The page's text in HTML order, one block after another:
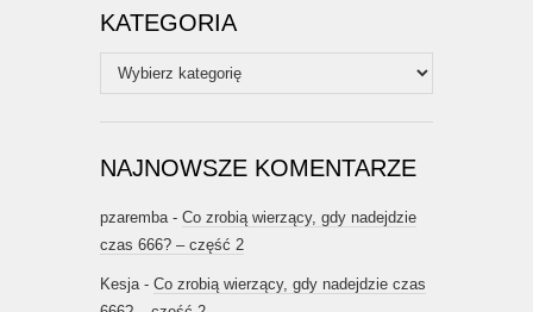
KATEGORIA
Kategoria
NAJNOWSZE KOMENTARZE
pzaremba - Co zrobią wierzący, gdy nadejdzie
czas 666? – część 2
Kesja - Co zrobią wierzący, gdy nadejdzie czas